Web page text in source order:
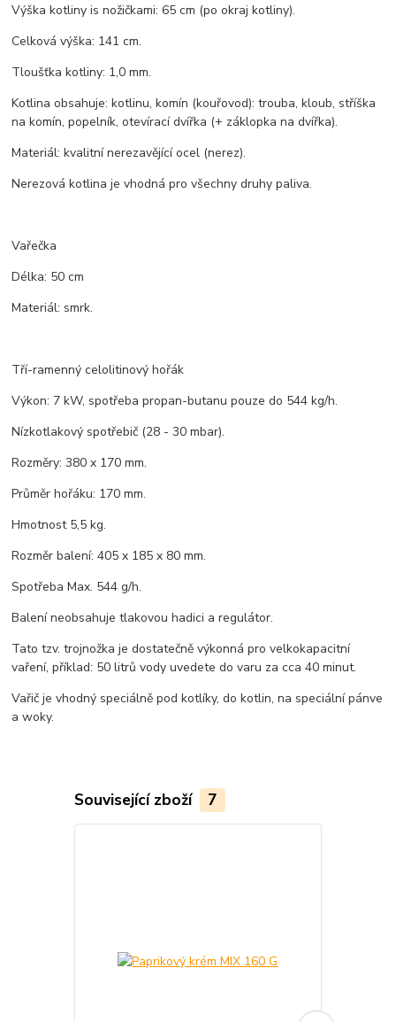
Výška kotliny is nožičkami: 65 cm (po okraj kotliny).
Celková výška: 141 cm.
Tloušťka kotliny: 1,0 mm.
Kotlina obsahuje: kotlinu, komín (kouřovod): trouba, kloub, stříška
na komín, popelník, otevírací dvířka (+ záklopka na dvířka).
Materiál: kvalitní nerezavějící ocel (nerez).
Nerezová kotlina je vhodná pro všechny druhy paliva.
Vařečka
Délka: 50 cm
Materiál: smrk.
Tří-ramenný celolitinový hořák
Výkon: 7 kW, spotřeba propan-butanu pouze do 544 kg/h.
Nízkotlakový spotřebič (28 - 30 mbar).
Rozměry: 380 x 170 mm.
Průměr hořáku: 170 mm.
Hmotnost 5,5 kg.
Rozměr balení: 405 x 185 x 80 mm.
Spotřeba Max. 544 g/h.
Balení neobsahuje tlakovou hadici a regulátor.
Tato tzv. trojnožka je dostatečně výkonná pro velkokapacitní
vaření, příklad: 50 litrů vody uvedete do varu za cca 40 minut.
Vařič je vhodný speciálně pod kotlíky, do kotlin, na speciální pánve
a woky.
Související zboží 7